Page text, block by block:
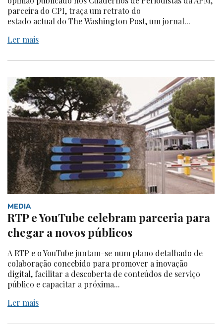
parceira do CPI, traça um retrato do
estado actual do The Washington Post, um jornal...
Ler mais
MEDIA
RTP e YouTube celebram parceria para
chegar a novos públicos
A RTP e o YouTube juntam-se num plano detalhado de
colaboração concebido para promover a inovação
digital, facilitar a descoberta de conteúdos de serviço
público e capacitar a próxima...
Ler mais